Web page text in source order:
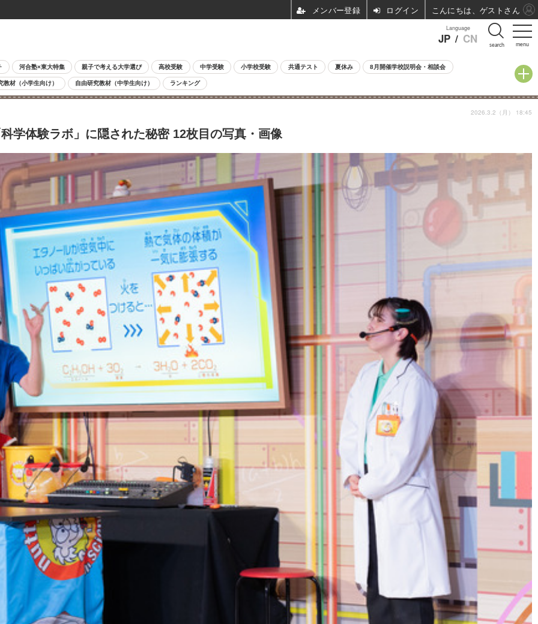
menu
Language
JP / CN search
河合塾×東大特集 親子で考える大学選び 高校受験 中学受験 小学校受験 共通テスト 夏休み 8月開催学校説明会・相談会
教材（小学生向け） 自由研究教材（中学生向け） ランキング
学体験ラボ」に隠された秘密 12枚目の写真・画像
2026.3.2（月） 18:45
ログイン こんにちは、ゲストさん